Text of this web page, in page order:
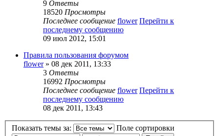
9 Ответы
18520 Просмотры
Последнее сообщение flower Перейти к
последнему сообщению
09 июл 2012, 15:01
Правила пользования форумом
flower» 08 дек 2011, 13:33
3 Ответы
16992 Просмотры
Последнее сообщение flower Перейти к
последнему сообщению
08 дек 2011, 13:43
Показать темы за: Поле сортировки